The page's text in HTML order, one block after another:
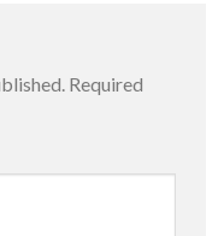
Required